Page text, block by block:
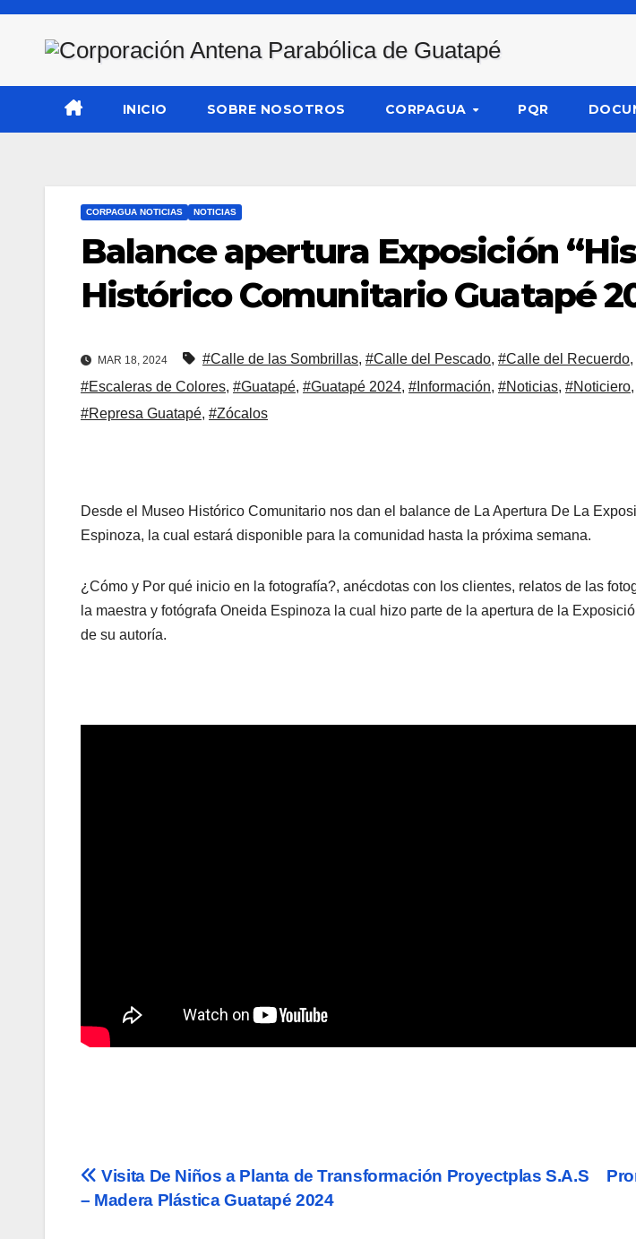
Saltar
INICIO SOBRE NOSOTROS CORPAGUA PQR
CORPAGUA NOTICIAS NOTICIAS
Balance apertura Exposición
Histórico Comunitario Guatapé
MAR 18, 2024 #Calle de las Sombrillas, #Calle del Pescado, #Calle del Recuerdo,
#Escaleras de Colores, #Guatapé, #Guatapé 2024, #Información, #Noticias, #Noticiero,
#Represa Guatapé, #Zócalos
Desde el Museo Histórico Comunitario nos dan el balance de La Apertura De La
Espinoza, la cual estará disponible para la comunidad hasta la próxima semana.
¿Cómo y Por qué inicio en la fotografía?, anécdotas con los clientes, relatos de las
la maestra y fotógrafa Oneida Espinoza la cual hizo parte de la apertura de la
de su autoría.
Navegación
Visita De Niños a Planta de Transformación Proyectplas S.A.S
– Madera Plástica Guatapé 2024